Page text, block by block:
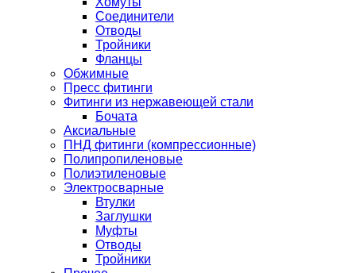
Соединители
Отводы
Тройники
Фланцы
Обжимные
Пресс фитинги
Фитинги из нержавеющей стали
Бочата
Аксиальные
ПНД фитинги (компрессионные)
Полипропиленовые
Полиэтиленовые
Электросварные
Втулки
Заглушки
Муфты
Отводы
Тройники